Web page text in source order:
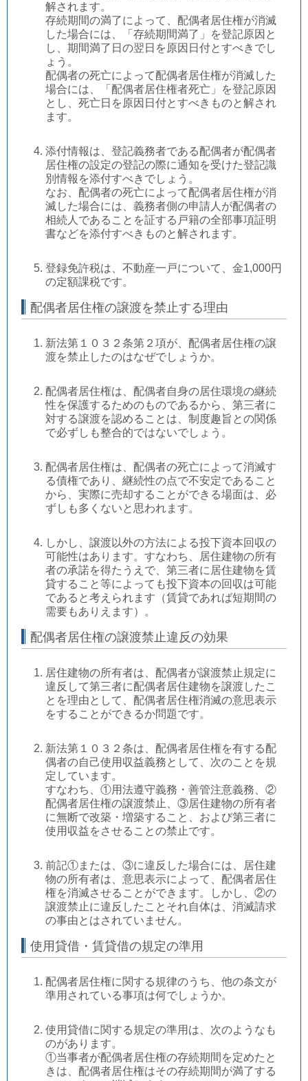
解されます。
存続期間の満了によって、配偶者居住権が消滅
した場合には、「存続期間満了」を登記原因と
し、期間満了日の翌日を原因日付とすべきでし
ょう。
配偶者の死亡によって配偶者居住権が消滅した
場合には、「配偶者居住権者死亡」を登記原因
とし、死亡日を原因日付とすべきものと解され
ます。
添付情報は、登記義務者である配偶者が配偶者
居住権の設定の登記の際に通知を受けた登記識
別情報を添付すべきでしょう。
なお、配偶者の死亡によって配偶者居住権が消
滅した場合には、義務者側の申請人が配偶者の
相続人であることを証する戸籍の全部事項証明
書などを添付すべきものと解されます。
登録免許税は、不動産一戸について、金1,000円
の定額課税です。
配偶者居住権の譲渡を禁止する理由
新法第１０３２条第２項が、配偶者居住権の譲
渡を禁止したのはなぜでしょうか。
配偶者居住権は、配偶者自身の居住環境の継続
性を保護するためのものであるから、第三者に
対する譲渡を認めることは、制度趣旨との関係
で必ずしも整合的ではないでしょう。
配偶者居住権は、配偶者の死亡によって消滅す
る債権であり、継続性の点で不安定であること
から、実際に売却することができる場面は、必
ずしも多くないと思われます。
しかし、譲渡以外の方法による投下資本回収の
可能性はあります。すなわち、居住建物の所有
者の承諾を得たうえで、第三者に居住建物を賃
貸すること等によっても投下資本の回収は可能
であると考えられます（賃貸であれば短期間の
需要もありえます）。
配偶者居住権の譲渡禁止違反の効果
居住建物の所有者は、配偶者が譲渡禁止規定に
違反して第三者に配偶者居住建物を譲渡したこ
とを理由として、配偶者居住権消滅の意思表示
をすることができるか問題です。
新法第１０３２条は、配偶者居住権を有する配
偶者の自己使用収益義務として、次のことを規
定しています。
すなわち、①用法遵守義務・善管注意義務、②
配偶者居住権の譲渡禁止、③居住建物の所有者
に無断で改築・増築すること、および第三者に
使用収益をさせることの禁止です。
前記①または、③に違反した場合には、居住建
物の所有者は、意思表示によって、配偶者居住
権を消滅させることができます。しかし、②の
譲渡禁止に違反したことそれ自体は、消滅請求
の事由とはされていません。
使用貸借・賃貸借の規定の準用
配偶者居住権に関する規律のうち、他の条文が
準用されている事項は何でしょうか。
使用貸借に関する規定の準用は、次のようなも
のがあります。
①当事者が配偶者居住権の存続期間を定めたと
きは、配偶者居住権はその存続期間が満了する